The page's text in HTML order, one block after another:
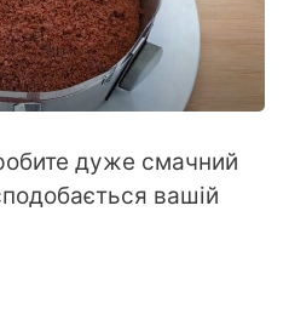
дуже смачний
вашій